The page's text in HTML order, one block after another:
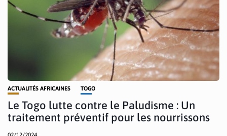
ACTUALITÉS AFRICAINES TOGO
Le Togo lutte contre le Paludisme : Un
traitement préventif pour les nourrissons